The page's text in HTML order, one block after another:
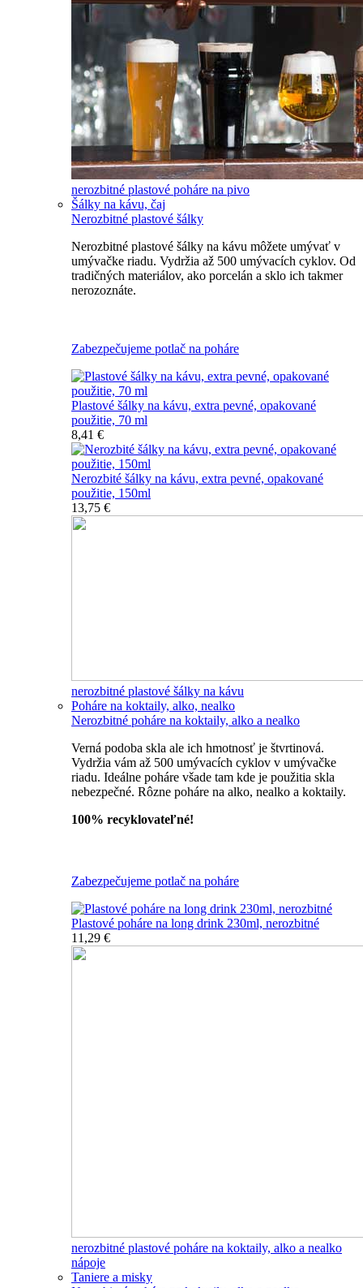
nerozbitné plastové poháre na pivo
Šálky na kávu, čaj
Nerozbitné plastové šálky
Nerozbitné plastové šálky na kávu môžete umývať v
umývačke riadu. Vydržia až 500 umývacích cyklov. Od
tradičných materiálov, ako porcelán a sklo ich takmer
nerozoznáte.
Zabezpečujeme potlač na poháre
Plastové šálky na kávu, extra pevné, opakované
použitie, 70 ml
8,41 €
Nerozbité šálky na kávu, extra pevné, opakované
použitie, 150ml
13,75 €
nerozbitné plastové šálky na kávu
Poháre na koktaily, alko, nealko
Nerozbitné poháre na koktaily, alko a nealko
Verná podoba skla ale ich hmotnosť je štvrtinová.
Vydržia vám až 500 umývacích cyklov v umývačke
riadu. Ideálne poháre všade tam kde je použitia skla
nebezpečné. Rôzne poháre na alko, nealko a koktaily.
100% recyklovateľné!
Zabezpečujeme potlač na poháre
Plastové poháre na long drink 230ml, nerozbitné
11,29 €
nerozbitné plastové poháre na koktaily, alko a nealko
nápoje
Taniere a misky